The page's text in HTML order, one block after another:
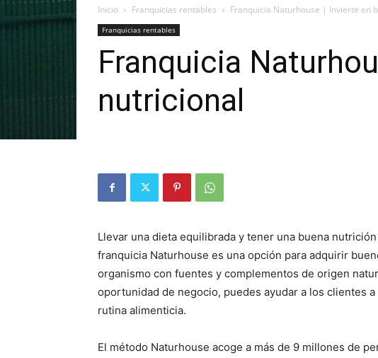
Inicio Franquicias rentables Franquicia Naturhouse | Invierte en
Franquicias rentables
Franquicia
nutricional
Llevar una dieta equilibrada y tener una buena
franquicia Naturhouse es una opción para adquirir
organismo con fuentes y complementos de origen
oportunidad de negocio, puedes ayudar a los clientes
rutina alimenticia.
El método Naturhouse acoge a más de 9 millones de